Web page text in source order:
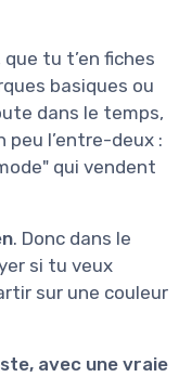
tu t’en fiches
basiques ou
dans le temps,
peu l’entre-deux :
qui vendent
. Donc dans le
si tu veux
sur une couleur
avec une vraie